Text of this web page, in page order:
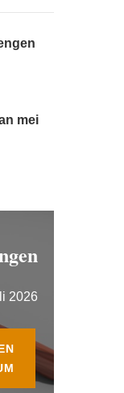
mei
2026